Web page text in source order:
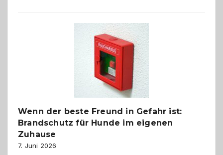
bewusst
herzlich
gestalten
Wenn der beste Freund in Gefahr ist:
Brandschutz für Hunde im eigenen
Zuhause
7. Juni 2026